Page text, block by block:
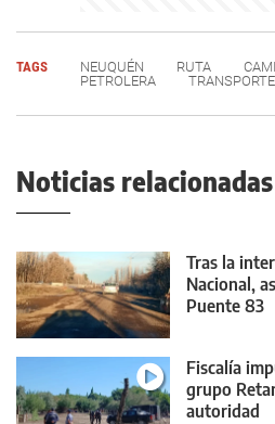
TAGS NEUQUÉN RUTA
PETROLERA
TRANSPORTE
Noticias relacionadas
Tras la
Nacional,
Puente 83
Fiscalía
grupo
autoridad